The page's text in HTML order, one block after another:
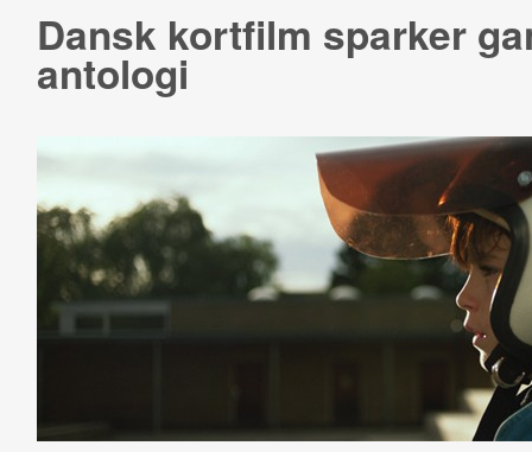
Dansk kortfilm sparker
antologi